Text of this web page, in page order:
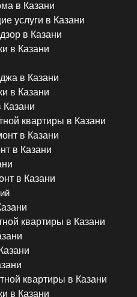
в Казани
услуги в Казани
в Казани
в Казани
в Казани
в Казани
Казани
квартиры в Казани
в Казани
в Казани
в Казани
квартиры в Казани
квартиры в Казани
в Казани